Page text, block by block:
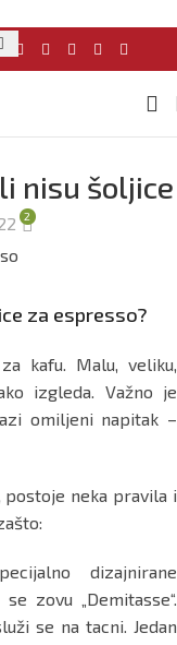
nisu šoljice
2
za espresso?
kafu. Malu, veliku,
izgleda. Važno je
omiljeni napitak –
postoje neka pravila i
dizajnirane
zovu „Demitasse“.
se na tacni. Jedan